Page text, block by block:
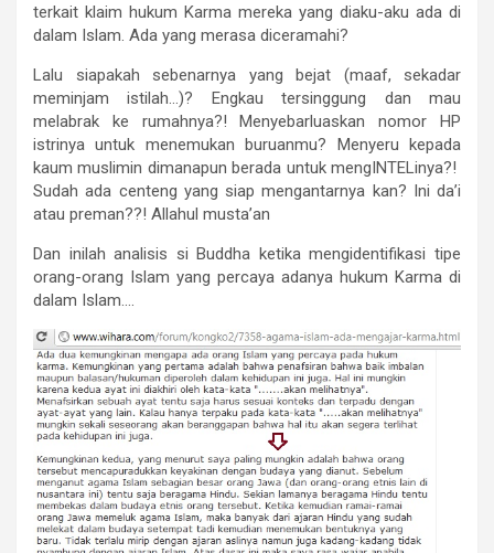
terkait klaim hukum Karma mereka yang diaku-aku ada di
dalam Islam. Ada yang merasa diceramahi?
Lalu siapakah sebenarnya yang bejat (maaf, sekadar
meminjam istilah…)? Engkau tersinggung dan mau
melabrak ke rumahnya?! Menyebarluaskan nomor HP
istrinya untuk menemukan buruanmu? Menyeru kepada
kaum muslimin dimanapun berada untuk mengINTELinya?!
Sudah ada centeng yang siap mengantarnya kan? Ini da’i
atau preman??! Allahul musta’an
Dan inilah analisis si Buddha ketika mengidentifikasi tipe
orang-orang Islam yang percaya adanya hukum Karma di
dalam Islam….